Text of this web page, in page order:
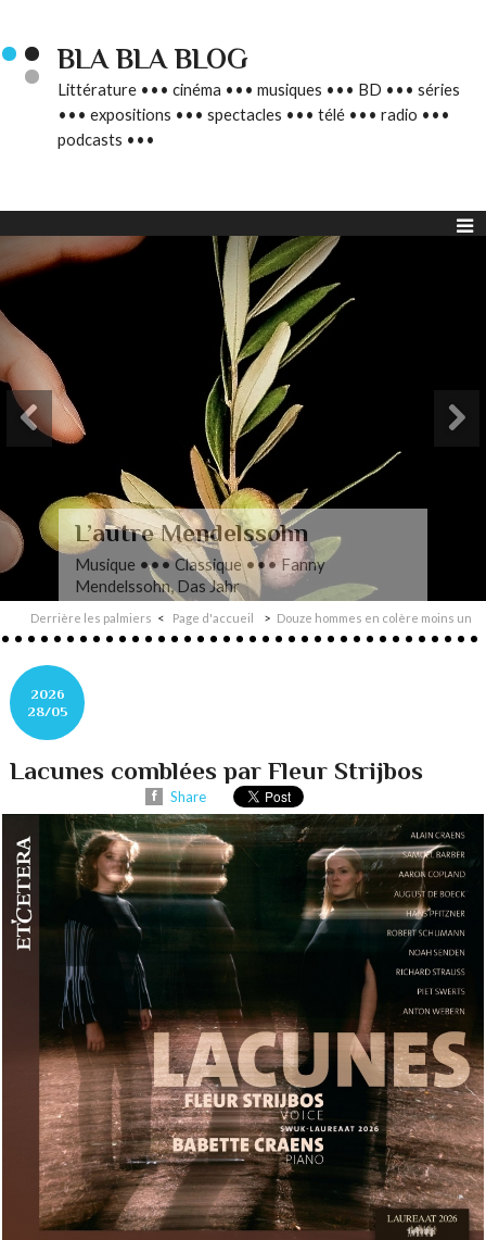
BLA BLA BLOG
Littérature ••• cinéma ••• musiques ••• BD ••• séries
••• expositions ••• spectacles ••• télé ••• radio •••
podcasts •••
L’autre Mendelssohn
Musique ••• Classique ••• Fanny
Mendelssohn, Das Jahr
Derrière les palmiers Page d'accueil Douze hommes en colère moins un
2026
28/05
Lacunes comblées par Fleur Strijbos
Share